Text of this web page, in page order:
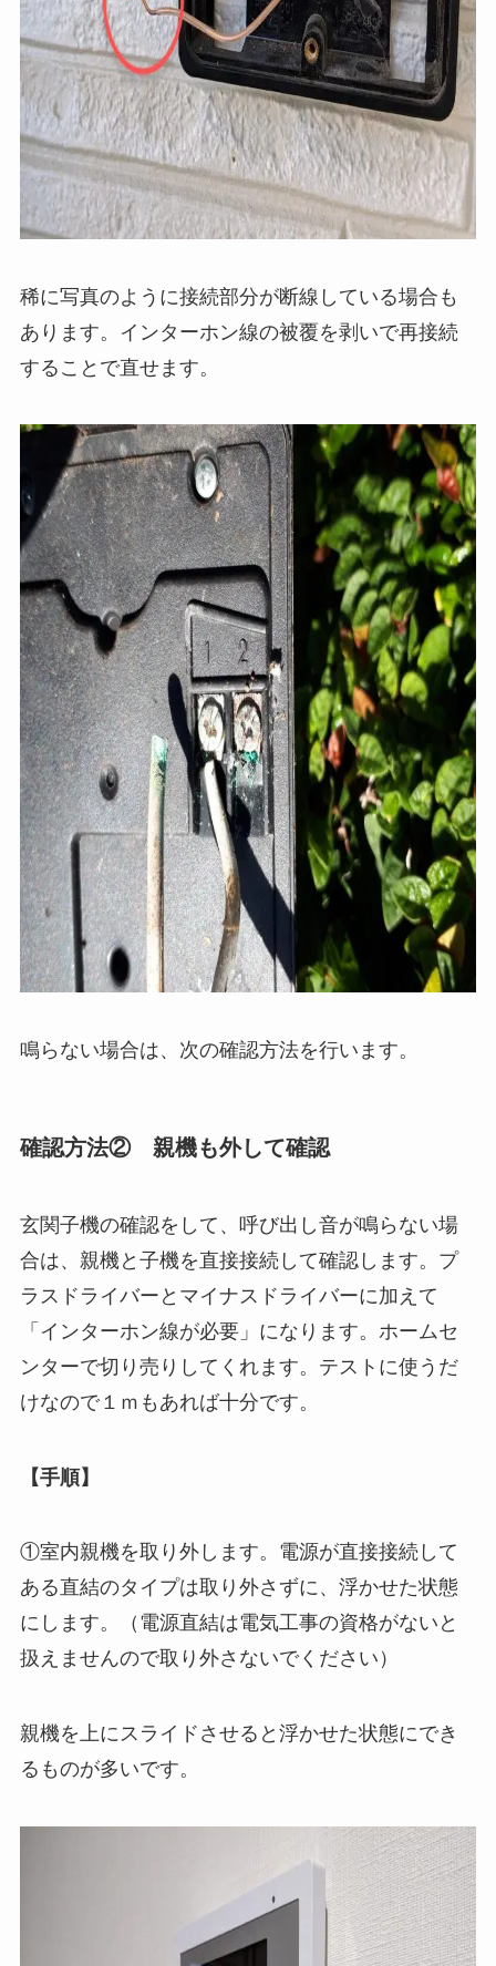
稀に写真のように接続部分が断線している場合も
あります。インターホン線の被覆を剥いで再接続
することで直せます。
鳴らない場合は、次の確認方法を行います。
確認方法② 親機も外して確認
玄関子機の確認をして、呼び出し音が鳴らない場
合は、親機と子機を直接接続して確認します。プ
ラスドライバーとマイナスドライバーに加えて
「インターホン線が必要」になります。ホームセ
ンターで切り売りしてくれます。テストに使うだ
けなので１ｍもあれば十分です。
【手順】
①室内親機を取り外します。電源が直接接続して
ある直結のタイプは取り外さずに、浮かせた状態
にします。（電源直結は電気工事の資格がないと
扱えませんので取り外さないでください）
親機を上にスライドさせると浮かせた状態にでき
るものが多いです。